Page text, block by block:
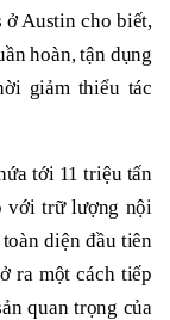
Austin cho biết,
hoàn, tận dụng
giảm thiểu tác
tới 11 triệu tấn
với trữ lượng nội
diện đầu tiên
ra một cách tiếp
quan trọng của